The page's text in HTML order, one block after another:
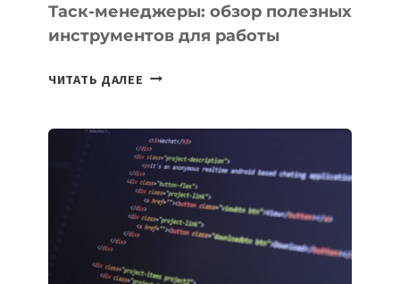
Таск-менеджеры: обзор полезных
инструментов для работы
ЧИТАТЬ ДАЛЕЕ ТАСК-
ПОЛЕЗНЫХ
ИНСТРУМЕНТОВ
ДЛЯ
РАБОТЫ